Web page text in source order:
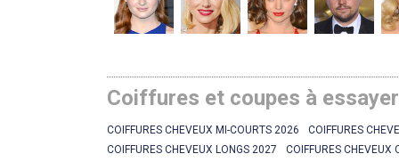
Coiffures et coupes à
COIFFURES CHEVEUX MI-COURTS 2026
COIFFURES
COIFFURES CHEVEUX LONGS 2027
COIFFURES CHEVEUX